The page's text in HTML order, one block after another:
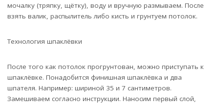
мочалку (тряпку, щётку), воду и вручную размываем. После
взять валик, распылитель либо кисть и грунтуем потолок.
Технология шпаклёвки
После того как потолок прогрунтован, можно приступать к
шпаклёвке. Понадобится финишная шпаклёвка и два
шпателя. Например: шириной 35 и 7 сантиметров.
Замешиваем согласно инструкции. Наносим первый слой,